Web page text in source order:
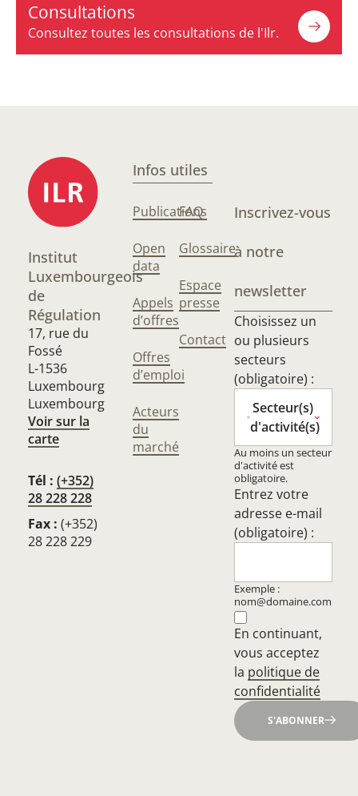
Consultations
Consultez toutes les consultations de l'Ilr.
Institut
Luxembourgeois
de
Régulation
17, rue du
Fossé
L-1536
Luxembourg
Luxembourg
Voir sur la
carte
Tél : (+352)
28 228 228
Fax : (+352)
28 228 229
Infos utiles
Publications
Open
data
Appels
d’offres
Offres
d’emploi
Acteurs
du
marché
FAQ
Glossaire
Espace
presse
Contact
Inscrivez-vous
à notre
newsletter
Choisissez un
ou plusieurs
secteurs
(obligatoire) :
Secteur(s)
d'activité(s)
Au moins un secteur
d'activité est
obligatoire.
Entrez votre
adresse e-mail
(obligatoire) :
Exemple :
nom@domaine.com
En continuant,
vous acceptez
la politique de
confidentialité
S'ABONNER